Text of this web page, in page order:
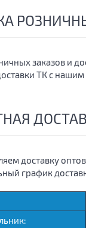
заказов и
ТК с
доставку
график